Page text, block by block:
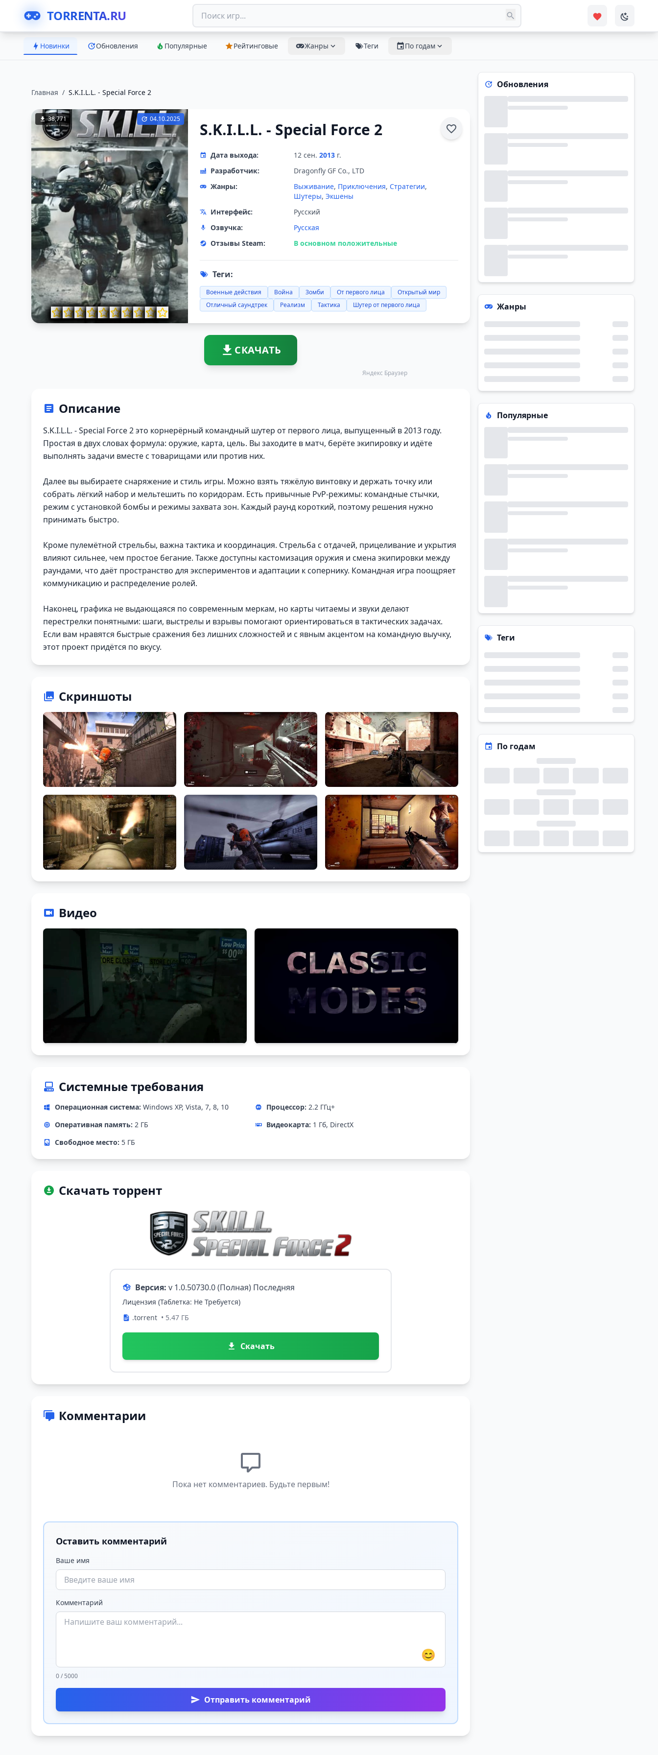
TORRENTA.RU
Новинки Обновления Популярные Рейтинговые Жанры Теги По годам
Главная / S.K.I.L.L. - Special Force 2
38,771 04.10.2025
S.K.I.L.L. - Special Force 2
Дата выхода: 12 сен. 2013 г.
Разработчик:
Dragonfly GF Co., LTD
Жанры:
Выживание, Приключения, Стратегии,
Шутеры, Экшены
Интерфейс:
Русский
Озвучка:
Русская
Отзывы Steam:
В основном положительные
Теги:
Военные действия Война Зомби От первого лица
Открытый мир
Отличный саундтрек
Реализм Тактика Шутер от первого лица
СКАЧАТЬ
Яндекс Браузер
Описание
S.K.I.L.L. - Special Force 2 это корнерёрный командный шутер от первого лица, выпущенный в 2013 году.
Простая в двух словах формула: оружие, карта, цель. Вы заходите в матч, берёте экипировку и идёте
выполнять задачи вместе с товарищами или против них.
Далее вы выбираете снаряжение и стиль игры. Можно взять тяжёлую винтовку и держать точку или
собрать лёгкий набор и мельтешить по коридорам. Есть привычные PvP-режимы: командные стычки,
режим с установкой бомбы и режимы захвата зон. Каждый раунд короткий, поэтому решения нужно
принимать быстро.
Кроме пулемётной стрельбы, важна тактика и координация. Стрельба с отдачей, прицеливание и укрытия
влияют сильнее, чем простое бегание. Также доступны кастомизация оружия и смена экипировки между
раундами, что даёт пространство для экспериментов и адаптации к сопернику. Командная игра поощряет
коммуникацию и распределение ролей.
Наконец, графика не выдающаяся по современным меркам, но карты читаемы и звуки делают
перестрелки понятными: шаги, выстрелы и взрывы помогают ориентироваться в тактических задачах.
Если вам нравятся быстрые сражения без лишних сложностей и с явным акцентом на командную выучку,
этот проект придётся по вкусу.
Скриншоты
Видео
Системные требования
Операционная система: Windows XP, Vista, 7, 8, 10 Процессор: 2.2 ГГц+
Оперативная память: 2 ГБ Видеокарта: 1 Гб, DirectX
Свободное место: 5 ГБ
Скачать торрент
Версия: v 1.0.50730.0 (Полная) Последняя
Лицензия (Таблетка: Не Требуется)
.torrent • 5.47 ГБ
Скачать
Комментарии
Пока нет комментариев. Будьте первым!
Оставить комментарий
Ваше имя
Комментарий
😊
0 / 5000
Отправить комментарий
Обновления
Жанры
Популярные
Теги
По годам